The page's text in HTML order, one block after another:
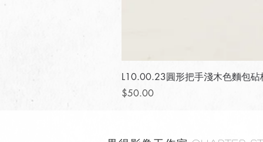
L10.00.23圓形把手淺木色麵包砧
價格
$50.00